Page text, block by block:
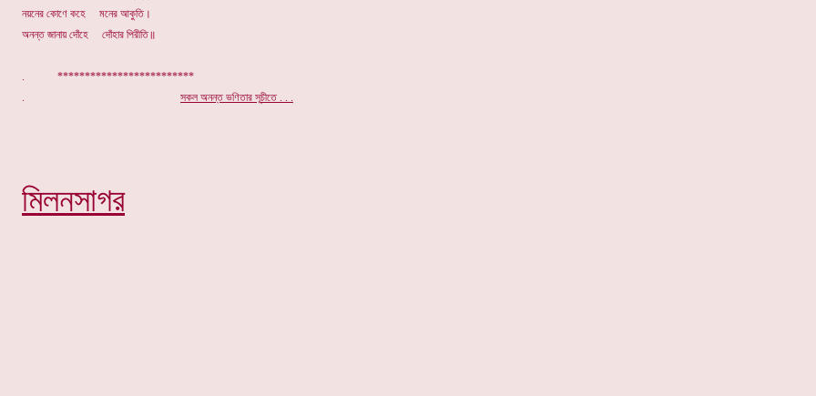
নয়নের কোণে কহে মনের আকুতি।
অনন্ত জানায় দোঁহে দোঁহার পিরীতি॥
. *************************
. সকল অনন্ত ভণিতার সূচীতে . . .
মিলনসাগর